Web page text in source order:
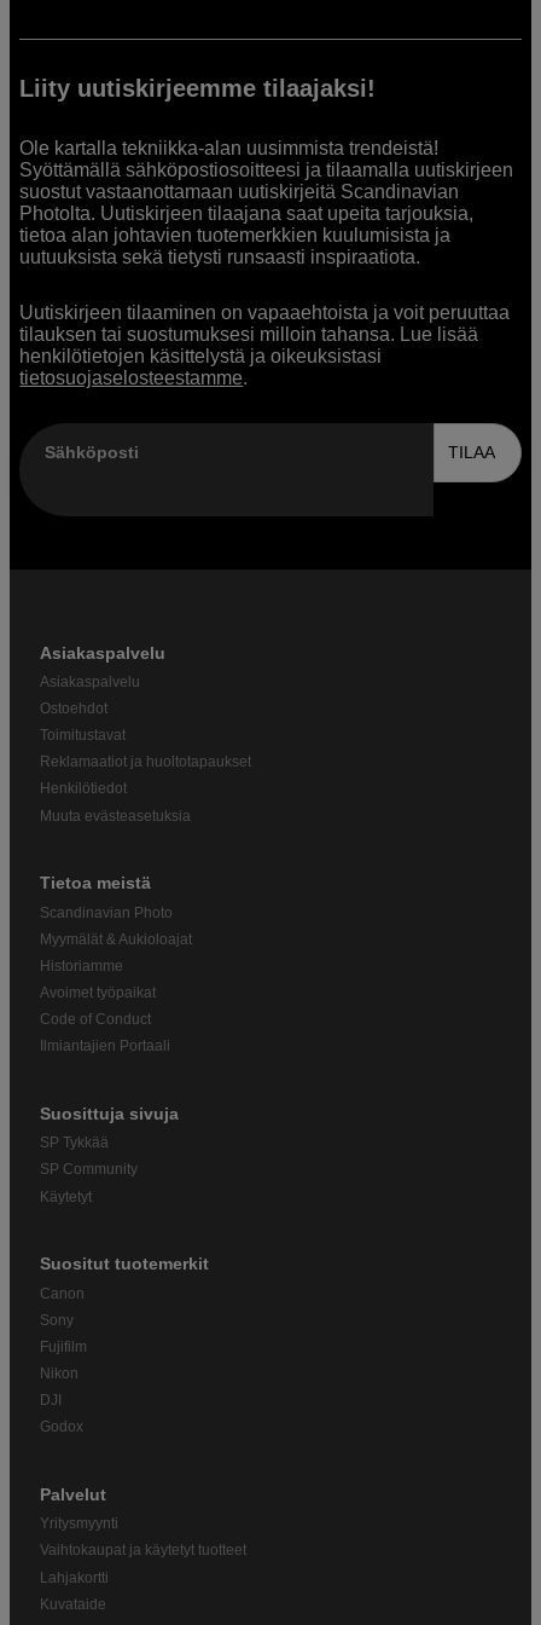
Liity uutiskirjeemme tilaajaksi!
Ole kartalla tekniikka-alan uusimmista trendeistä!
Syöttämällä sähköpostiosoitteesi ja tilaamalla uutiskirjeen
suostut vastaanottamaan uutiskirjeitä Scandinavian
Photolta. Uutiskirjeen tilaajana saat upeita tarjouksia,
tietoa alan johtavien tuotemerkkien kuulumisista ja
uutuuksista sekä tietysti runsaasti inspiraatiota.
Uutiskirjeen tilaaminen on vapaaehtoista ja voit peruuttaa
tilauksen tai suostumuksesi milloin tahansa. Lue lisää
henkilötietojen käsittelystä ja oikeuksistasi
tietosuojaselosteestamme.
Sähköposti TILAA
Asiakaspalvelu
Asiakaspalvelu
Ostoehdot
Toimitustavat
Reklamaatiot ja huoltotapaukset
Henkilötiedot
Muuta evästeasetuksia
Tietoa meistä
Scandinavian Photo
Myymälät & Aukioloajat
Historiamme
Avoimet työpaikat
Code of Conduct
Ilmiantajien Portaali
Suosittuja sivuja
SP Tykkää
SP Community
Käytetyt
Suositut tuotemerkit
Canon
Sony
Fujifilm
Nikon
DJI
Godox
Palvelut
Yritysmyynti
Vaihtokaupat ja käytetyt tuotteet
Lahjakortti
Kuvataide